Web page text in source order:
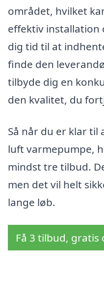
området, hvilket
effektiv installation
dig tid til at
finde den
tilbyde dig en
den kvalitet, du
Så når du er klar til
luft varmepumpe,
mindst tre tilbud.
men det vil helt
lange løb.
Få 3 tilbud,